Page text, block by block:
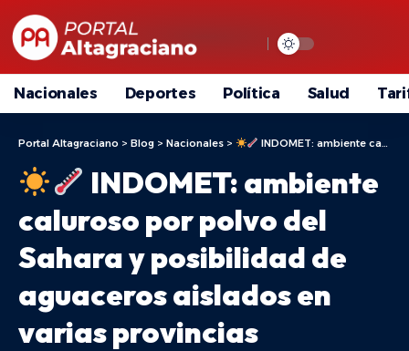
Nacionales Deportes Política Salud
Portal Altagraciano > Blog > Nacionales > INDOMET: ambiente caluroso por polvo del Sahara y posibilidad de aguaceros aislados en varias provincias
INDOMET: ambiente
caluroso por polvo del
Sahara y posibilidad de
aguaceros aislados en
varias provincias